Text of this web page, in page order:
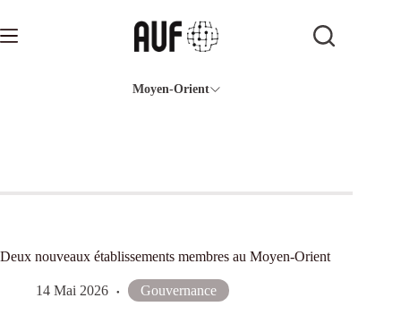
contenu
Moyen-Orient
Deux nouveaux établissements membres au Moyen-Orient
14 Mai 2026 Gouvernance